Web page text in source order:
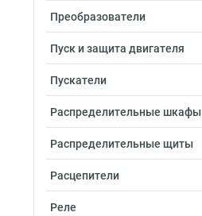
Преобразователи
Пуск и защита двигателя
Пускатели
Распределительные шкафы
Распределительные щиты
Расцепители
Реле